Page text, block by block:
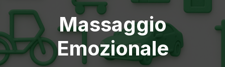
Massaggio
Emozionale